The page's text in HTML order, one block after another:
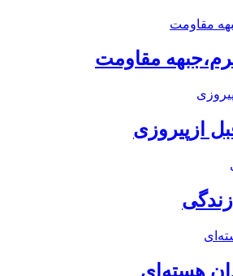
مقاومت
ازپیروزی
هسته‌ای